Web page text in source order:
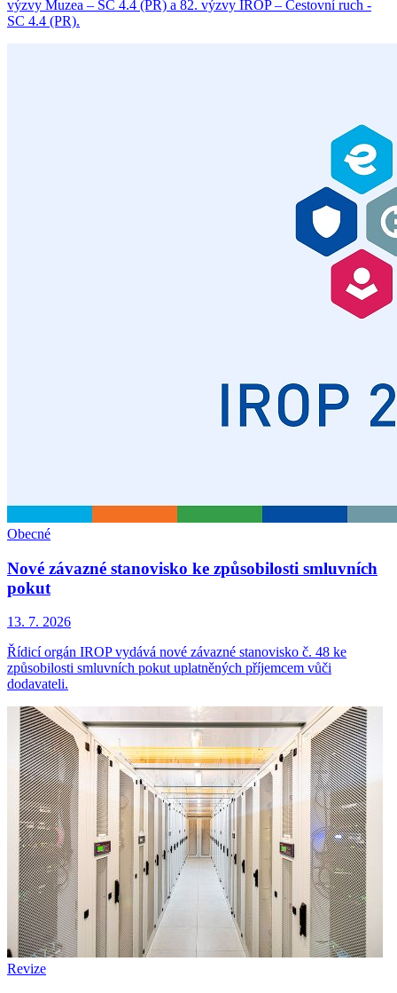
výzvy Muzea – SC 4.4 (PR) a 82. výzvy IROP – Cestovní ruch -
SC 4.4 (PR).
Obecné
Nové závazné stanovisko ke způsobilosti smluvních
pokut
13. 7. 2026
Řídicí orgán IROP vydává nové závazné stanovisko č. 48 ke
způsobilosti smluvních pokut uplatněných příjemcem vůči
dodavateli.
Revize